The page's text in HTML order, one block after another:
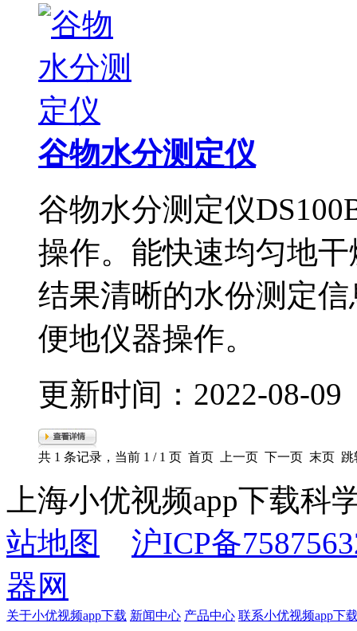
谷物水分测定仪
谷物水分测定仪
操作。能快速均匀地
结果清晰的水份测定信息
便地仪器操作。
更新时间：2022-08-
共 1 条记录，当前 1 / 1 页 首页 上一页 下一页 末页
上海小优视频app下载
站地图
沪ICP备
器网
关于小优视频app下载 新闻中心 产品中心 联系小优视频app下